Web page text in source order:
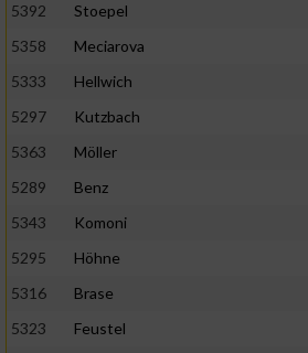
5392
Stoepel
5358
Meciarova
5333
Hellwich
5297
Kutzbach
5363
Möller
5289
Benz
5343
Komoni
5295
Höhne
5316
Brase
5323
Feustel